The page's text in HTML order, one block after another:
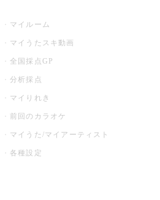
マイルーム
マイうたスキ動画
全国採点GP
分析採点
マイりれき
前回のカラオケ
マイうた/マイアーティスト
各種設定